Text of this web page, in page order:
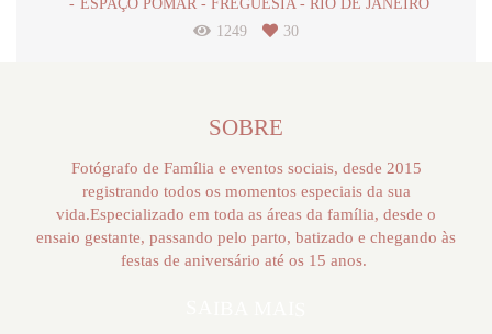
ESPAÇO POMAR - FREGUESIA - RIO DE JANEIRO
1249
30
SOBRE
Fotógrafo de Família e eventos sociais, desde 2015
registrando todos os momentos especiais da sua
vida.Especializado em toda as áreas da família, desde o
ensaio gestante, passando pelo parto, batizado e chegando às
festas de aniversário até os 15 anos.